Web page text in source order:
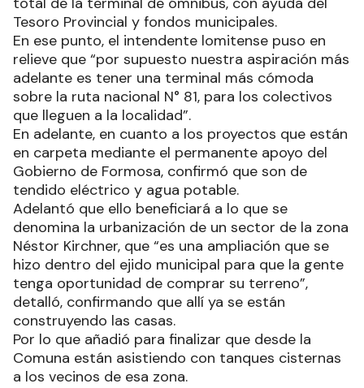
Tesoro Provincial y fondos municipales.
En ese punto, el intendente lomitense puso en
relieve que “por supuesto nuestra aspiración más
adelante es tener una terminal más cómoda
sobre la ruta nacional N° 81, para los colectivos
que lleguen a la localidad”.
En adelante, en cuanto a los proyectos que están
en carpeta mediante el permanente apoyo del
Gobierno de Formosa, confirmó que son de
tendido eléctrico y agua potable.
Adelantó que ello beneficiará a lo que se
denomina la urbanización de un sector de la zona
Néstor Kirchner, que “es una ampliación que se
hizo dentro del ejido municipal para que la gente
tenga oportunidad de comprar su terreno”,
detalló, confirmando que allí ya se están
construyendo las casas.
Por lo que añadió para finalizar que desde la
Comuna están asistiendo con tanques cisternas
a los vecinos de esa zona.